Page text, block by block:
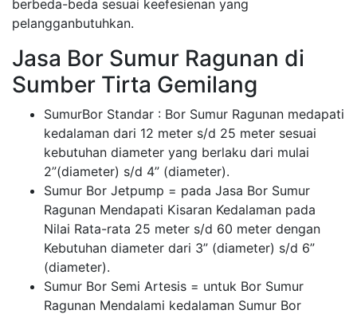
berbeda-beda sesuai keefesienan yang
pelangganbutuhkan.
Jasa Bor Sumur Ragunan di
Sumber Tirta Gemilang
SumurBor Standar : Bor Sumur Ragunan medapati
kedalaman dari 12 meter s/d 25 meter sesuai
kebutuhan diameter yang berlaku dari mulai
2”(diameter) s/d 4” (diameter).
Sumur Bor Jetpump = pada Jasa Bor Sumur
Ragunan Mendapati Kisaran Kedalaman pada
Nilai Rata-rata 25 meter s/d 60 meter dengan
Kebutuhan diameter dari 3” (diameter) s/d 6”
(diameter).
Sumur Bor Semi Artesis = untuk Bor Sumur
Ragunan Mendalami kedalaman Sumur Bor